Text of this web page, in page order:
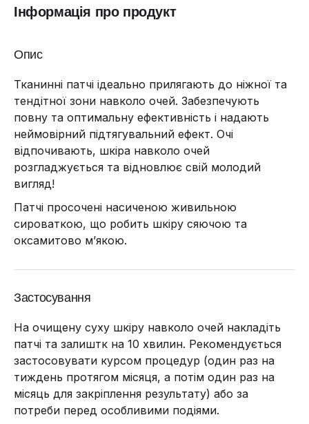
Інформація про продукт
Опис
Тканинні патчі ідеально прилягають до ніжної та
тендітної зони навколо очей. Забезпечують
повну та оптимальну ефективність і надають
неймовірний підтягувальний ефект. Очі
відпочивають, шкіра навколо очей
розгладжується та відновлює свій молодий
вигляд!
Патчі просочені насиченою живильною
сироваткою, що робить шкіру сяючою та
оксамитово м’якою.
Застосування
На очищену суху шкіру навколо очей накладіть
патчі та залиштк на 10 хвилин. Рекомендується
застосовувати курсом процедур (один раз на
тиждень протягом місяця, а потім один раз на
місяць для закріплення результату) або за
потреби перед особливими подіями.